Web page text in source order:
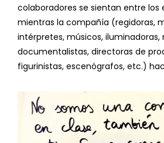
colaboradores se sientan entre los
mientras la compañía (regidoras,
intérpretes, músicos, iluminadoras,
documentalistas, directoras de
figurinistas, escenógrafos, etc.)